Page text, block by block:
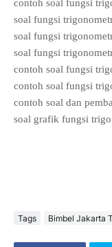
contoh soal fungsi
soal fungsi
soal fungsi
soal fungsi
contoh soal fungsi
contoh soal fungsi
contoh soal dan
soal grafik fungsi
Tags Bimbel Jakarta